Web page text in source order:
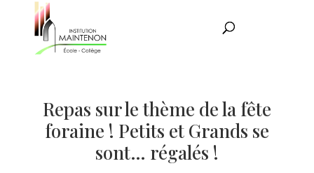
Repas sur le thème de la fête
foraine ! Petits et Grands se
sont… régalés !